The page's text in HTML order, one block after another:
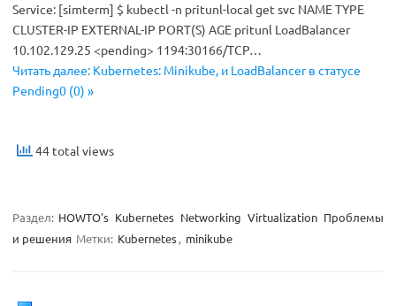
Service: [simterm] $ kubectl -n pritunl-local get svc NAME TYPE
CLUSTER-IP EXTERNAL-IP PORT(S) AGE pritunl LoadBalancer
10.102.129.25 <pending> 1194:30166/TCP…
Читать далее: Kubernetes: Minikube, и LoadBalancer в статусе
Pending0 (0) »
44 total views
Раздел: HOWTO's Kubernetes Networking Virtualization Проблемы
и решения Метки: Kubernetes, minikube